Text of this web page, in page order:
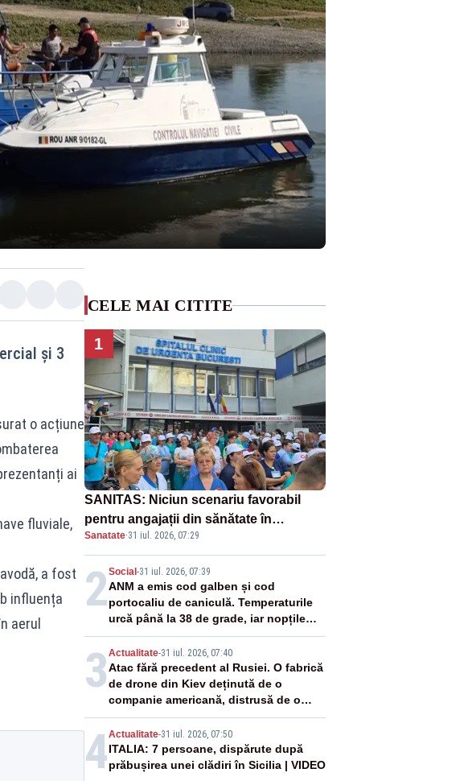
și 3
o acțiune
ai
fluviale,
a fost
influența
aerul
CELE MAI CITITE
1
SANITAS: Niciun scenariu favorabil
pentru angajații din sănătate în
proiectul Legii salarizării
Sanatate·31 iul. 2026, 07:29
2Social -31 iul. 2026, 07:39
ANM a emis cod galben și cod
portocaliu de caniculă. Temperaturile
urcă până la 38 de grade, iar nopțile
devin tropicale
3 Actualitate-31 iul. 2026, 07:40
Atac fără precedent al Rusiei. O fabrică
de drone din Kiev deținută de o
companie americană, distrusă de o
rachetă rusească
4Actualitate-31 iul. 2026, 07:50
ITALIA: 7 persoane, dispărute după
prăbușirea unei clădiri în Sicilia | VIDEO